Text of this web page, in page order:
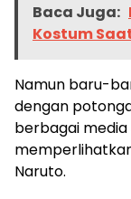
Baca Juga:
Kostum
Namun baru-
dengan
berbagai
Naruto.